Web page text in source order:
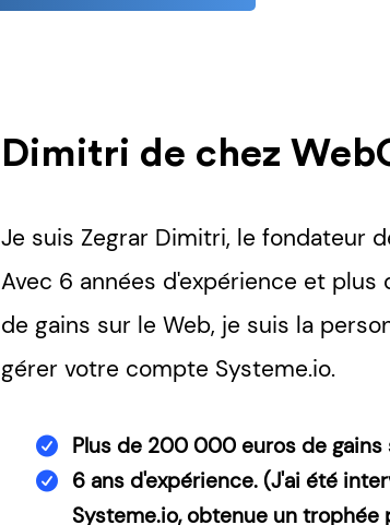
Dimitri de chez
Je suis Zegrar Dimitri, le fondateur
Avec 6 années d'expérience et
de gains sur le Web, je suis la
gérer votre compte Systeme.io.
Plus de 200 000 euros de gains
6 ans d'expérience. (J'ai été
Systeme.io, obtenue un trophée